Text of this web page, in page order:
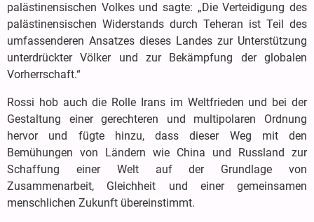
palästinensischen Volkes und sagte: „Die Verteidigung des
palästinensischen Widerstands durch Teheran ist Teil des
umfassenderen Ansatzes dieses Landes zur Unterstützung
unterdrückter Völker und zur Bekämpfung der globalen
Vorherrschaft.“
Rossi hob auch die Rolle Irans im Weltfrieden und bei der
Gestaltung einer gerechteren und multipolaren Ordnung
hervor und fügte hinzu, dass dieser Weg mit den
Bemühungen von Ländern wie China und Russland zur
Schaffung einer Welt auf der Grundlage von
Zusammenarbeit, Gleichheit und einer gemeinsamen
menschlichen Zukunft übereinstimmt.